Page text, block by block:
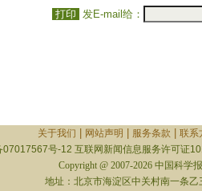
打印 发E-mail给：
关于我们 网站声明 服务条款 联系
07017567号-12 互联网新闻信息服务许可证
Copyright @ 2007-2026 中国科学
地址：北京市海淀区中关村南一条乙